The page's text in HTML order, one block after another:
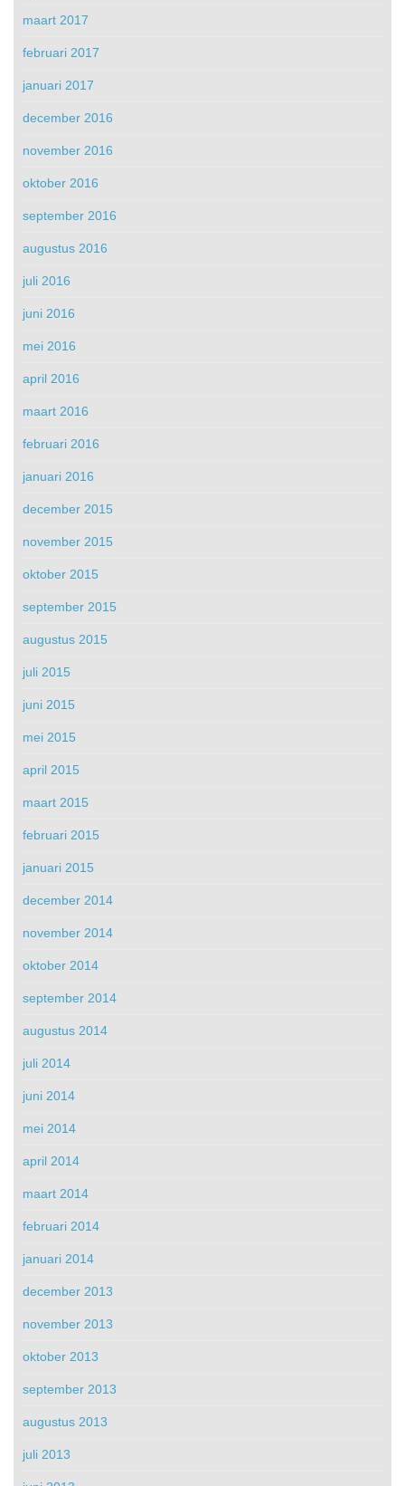
maart 2017
februari 2017
januari 2017
december 2016
november 2016
oktober 2016
september 2016
augustus 2016
juli 2016
juni 2016
mei 2016
april 2016
maart 2016
februari 2016
januari 2016
december 2015
november 2015
oktober 2015
september 2015
augustus 2015
juli 2015
juni 2015
mei 2015
april 2015
maart 2015
februari 2015
januari 2015
december 2014
november 2014
oktober 2014
september 2014
augustus 2014
juli 2014
juni 2014
mei 2014
april 2014
maart 2014
februari 2014
januari 2014
december 2013
november 2013
oktober 2013
september 2013
augustus 2013
juli 2013